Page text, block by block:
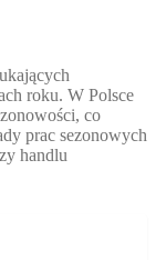
roku. W Polsce
co
prac sezonowych
handlu